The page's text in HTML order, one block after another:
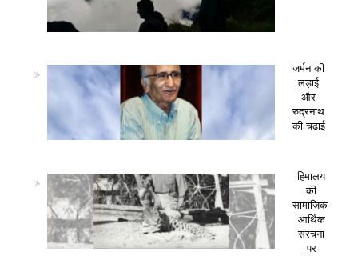
जर्मन की
लड़ाई
और
रुद्रनाथ
की चढाई
हिमालय
की
सामाजिक-
आर्थिक
संरचना
पर